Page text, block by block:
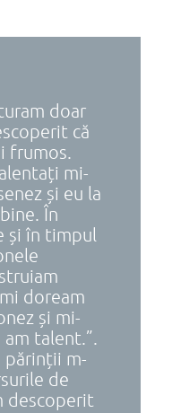
doar
că
frumos.
mi-
și eu la
În
și în timpul
doream
și mi-
am talent.”.
părinții m-
de
descoperit